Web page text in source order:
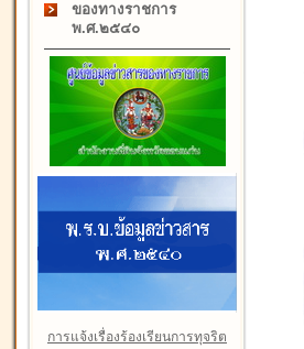
ของทางราชการ
พ.ศ.๒๕๔๐
การแจ้งเรื่องร้องเรียนการทุจริต